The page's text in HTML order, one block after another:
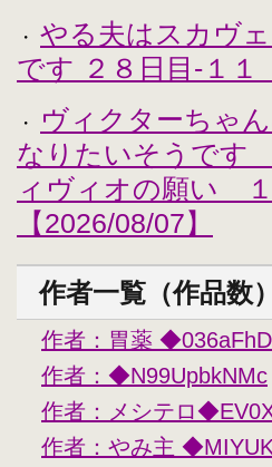
・
やる夫はスカヴ
です ２８日目-１１
・
ヴィクターちゃ
なりたいそうで
ィヴィオの願い １
【2026/08/07】
作者一覧（作品数）
作者：胃薬
作者：◆N99UpbkNMc
作者：メシテロ
作者：やみ主